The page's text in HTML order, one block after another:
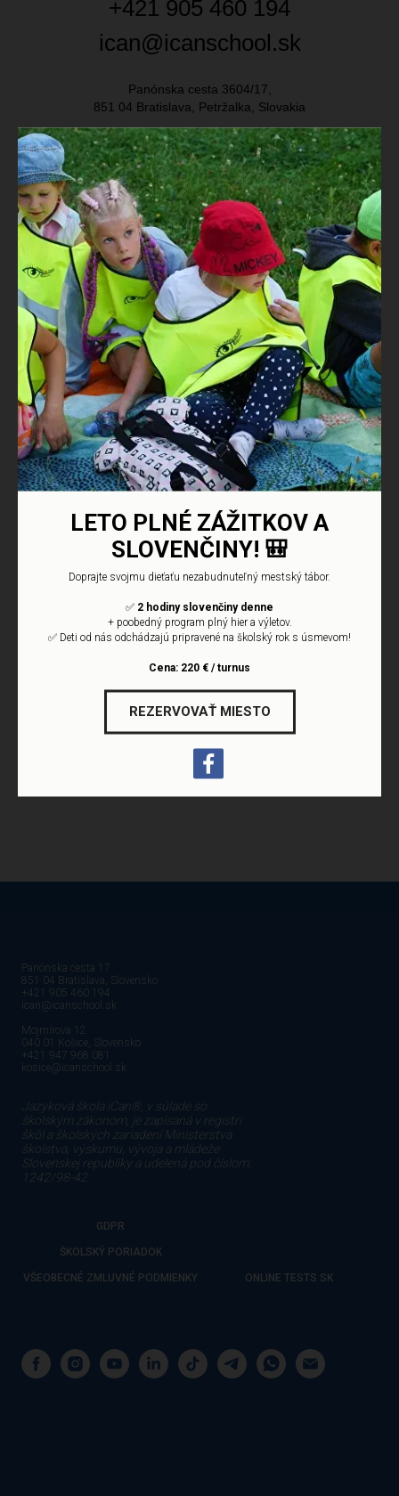
ZMEŇTE LETO SVOJHO
DIEŤAŤA
NA DOBRODRUŽSTVO!☀️
ponúka:
s rodilými hovorcami.
Výlety do prírody, exkurzie a kopu nových kamarátov.
REGISTRÁCIA
LETO PLNÉ ZÁŽITKOV A
SLOVENČINY! 🎒
Doprajte svojmu dieťaťu nezabudnuteľný mestský tábor.
✅ 2 hodiny slovenčiny denne
+ poobedný program plný hier a výletov.
✅ Deti od nás odchádzajú pripravené na školský rok s úsmevom!
Cena: 220 € / turnus
REZERVOVAŤ MIESTO
+421 905 460 194
ican@icanschool.sk
Panónska cesta 3604/17,
851 04 Bratislava, Petržalka, Slovakia
+421 947 968 081
kosice@icanschool.sk
040 01 Košice, Slovakia
LEAVE FEEDBACK
LEAVE FEEDBACK
Panónska cesta 17
851 04 Bratislava, Slovensko
+421 905 460 194
ican@icanschool.sk
Mojmírova 12
040 01 Košice, Slovensko
+421 947 968 081
kosice@icanschool.sk
Jazyková škola iCan®, v súlade so
školským zákonom, je zapísaná v registri
škôl a školských zariadení Ministerstva
školstva, výskumu, vývoja a mládeže
Slovenskej republiky a udelená pod číslom:
1242/98-42
GDPR
ŠKOLSKÝ PORIADOK
VŠEOBECNÉ ZMLUVNÉ PODMIENKY ONLINE TESTS SK